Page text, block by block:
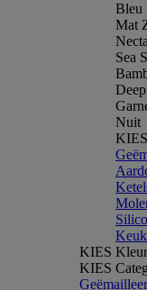
Bleu
Mat
Sea
Nuit
KIES Kleur
KIES